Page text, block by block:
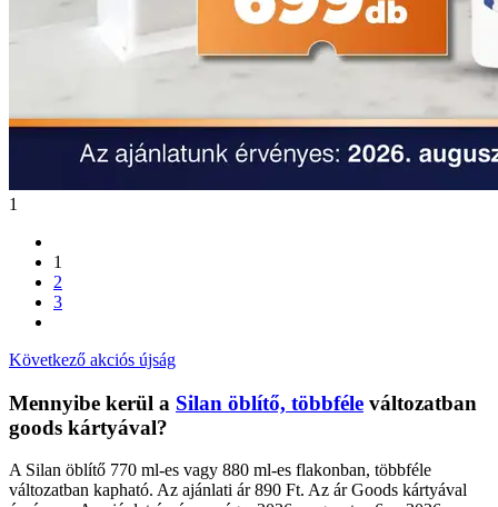
1
1
2
3
Következő akciós újság
Mennyibe kerül a Silan öblítő, többféle változatban
goods kártyával?
A Silan öblítő 770 ml-es vagy 880 ml-es flakonban, többféle
változatban kapható. Az ajánlati ár 890 Ft. Az ár Goods kártyával